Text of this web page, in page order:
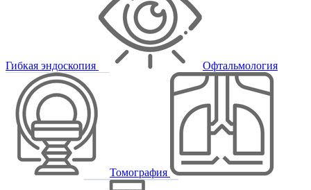
Гибкая эндоскопия Офтальмология
Томография